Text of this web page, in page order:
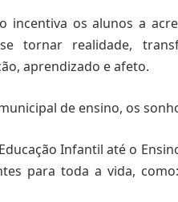
incentiva os alunos a
tornar realidade,
aprendizado e afeto.
de ensino, os
Infantil até o
para toda a vida,